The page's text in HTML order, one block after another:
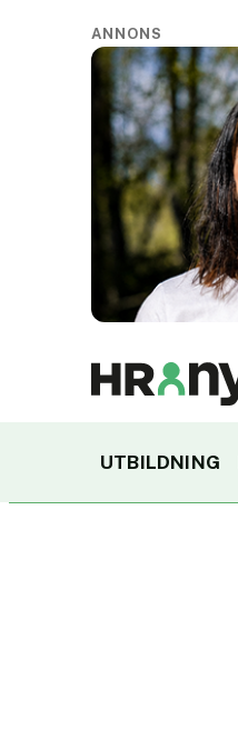
ANNONS
UTBILDNING